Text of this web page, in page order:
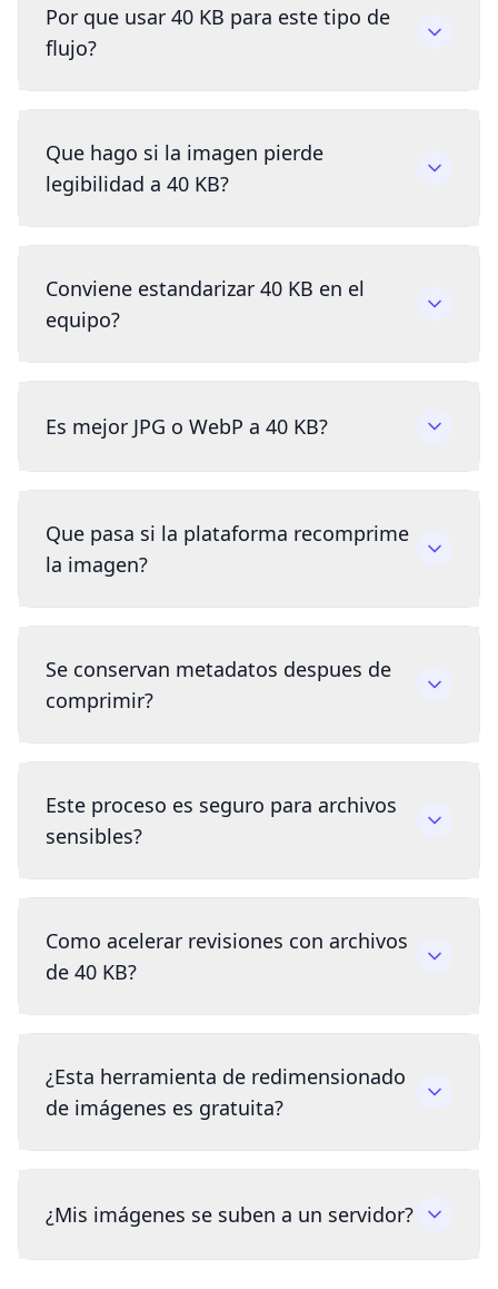
Por que usar 40 KB para este tipo de
flujo?
Que hago si la imagen pierde
legibilidad a 40 KB?
Conviene estandarizar 40 KB en el
equipo?
Es mejor JPG o WebP a 40 KB?
Que pasa si la plataforma recomprime
la imagen?
Se conservan metadatos despues de
comprimir?
Este proceso es seguro para archivos
sensibles?
Como acelerar revisiones con archivos
de 40 KB?
¿Esta herramienta de redimensionado
de imágenes es gratuita?
¿Mis imágenes se suben a un servidor?